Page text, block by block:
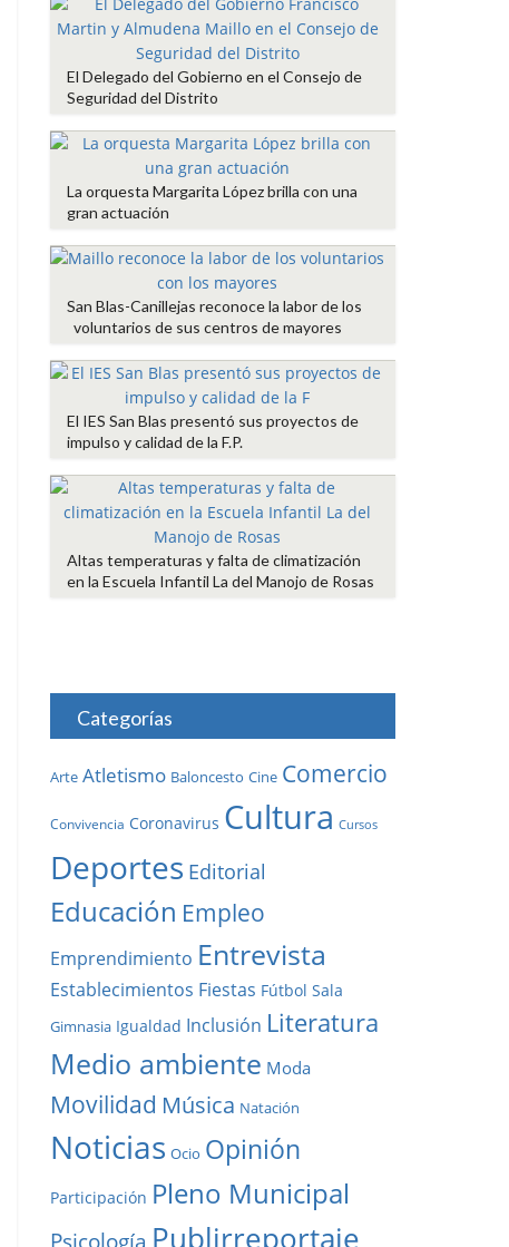
El Delegado del Gobierno en el Consejo de
Seguridad del Distrito
La orquesta Margarita López brilla con una
gran actuación
San Blas-Canillejas reconoce la labor de los
voluntarios de sus centros de mayores
El IES San Blas presentó sus proyectos de
impulso y calidad de la F.P.
Altas temperaturas y falta de climatización
en la Escuela Infantil La del Manojo de Rosas
Categorías
Arte Atletismo Baloncesto Cine Comercio
Convivencia Coronavirus Cultura Cursos
Deportes Editorial
Educación Empleo
Emprendimiento Entrevista
Establecimientos Fiestas Fútbol Sala
Gimnasia Igualdad Inclusión Literatura
Medio ambiente Moda
Movilidad Música Natación
Noticias Ocio Opinión
Participación Pleno Municipal
Psicología Publirreportaje